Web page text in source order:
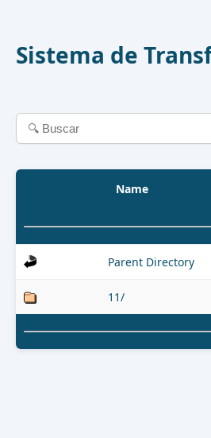
Sistema de
Name
Parent Directory
11/